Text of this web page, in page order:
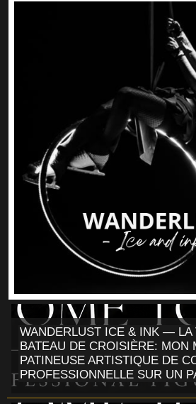
WANDERLUST ICE & INK — LA
BATEAU DE CROISIÈRE: MON
PATINEUSE ARTISTIQUE DE
PROFESSIONNELLE SUR UN